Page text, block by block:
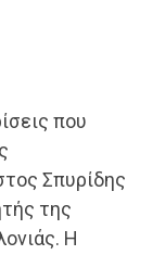
που
Σπυρίδης
της
Η